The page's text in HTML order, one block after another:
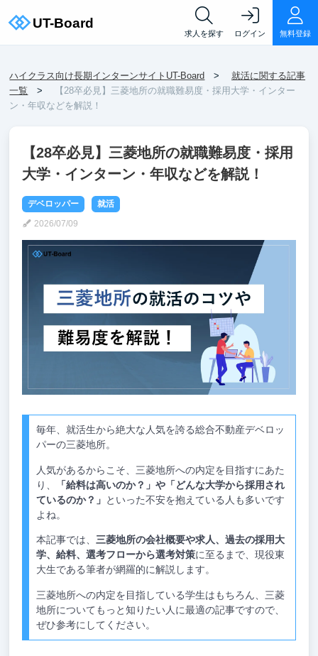
求人を探す ログイン 無料登録
ハイクラス向け長期インターンサイトUT-Board
就活に関する記事
一覧
【28卒必見】三菱地所の就職難易度・採用大学・インター
ン・年収などを解説！
【28卒必見】三菱地所の就職難易度・採用
大学・インターン・年収などを解説！
デベロッパー 就活
2026/07/09
毎年、就活生から絶大な人気を誇る総合不動産デベロッ
パーの三菱地所。
人気があるからこそ、三菱地所への内定を目指すにあた
り、
「給料は高いのか？」や「どんな大学から採用され
ているのか？」 といった不安を抱えている人も多いです
よね。
本記事では、 三菱地所の会社概要や求人、過去の採用大
学、給料、選考フローから選考対策に至るまで、現役東
大生である筆者が網羅的に解説します。
三菱地所への内定を目指している学生はもちろん、三菱
地所についてもっと知りたい人に最適の記事ですので、
ぜひ参考にしてください。